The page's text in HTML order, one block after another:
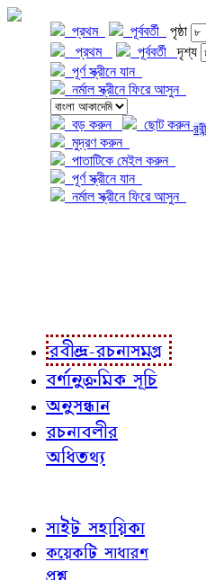
প্রথম পূর্ববর্তী পৃষ্ঠা
প্রথম
পূর্ববর্তী দৃশ্য
পূর্ণ স্ক্রীনে যান
নর্মাল স্ক্রীনে ফিরে আসুন
বড় করুন
ছোট করুন
মুদ্রণ করুন
পাতাটিকে মেইল করুন
পূর্ণ স্ক্রীনে যান
নর্মাল স্ক্রীনে ফিরে আসুন
রবীন্দ্র-রচনাসমগ্র
বর্ণানুক্রমিক সূচি
অনুসন্ধান
রচনাবলীর
অধিতথ্য
সাইট সহায়িকা
কয়েকটি সাধারণ
প্রশ্ন